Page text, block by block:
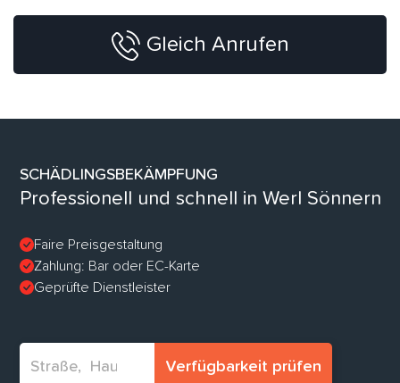
Gleich Anrufen
SCHÄDLINGSBEKÄMPFUNG
Professionell und schnell in Werl Sönnern
Faire Preisgestaltung
Zahlung: Bar oder EC-Karte
Geprüfte Dienstleister
Verfügbarkeit prüfen